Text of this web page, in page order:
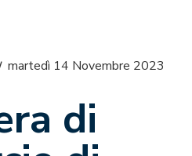
martedì 14 Novembre 2023
di